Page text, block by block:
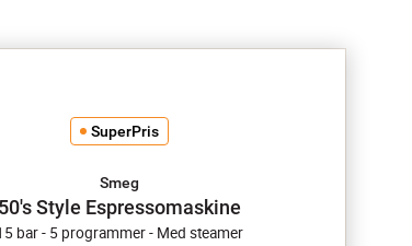
SuperPris
Smeg
50's Style Espressomaskine
bar - 5 programmer - Med steamer